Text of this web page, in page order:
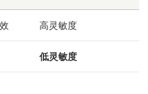
高灵敏度
低灵敏度